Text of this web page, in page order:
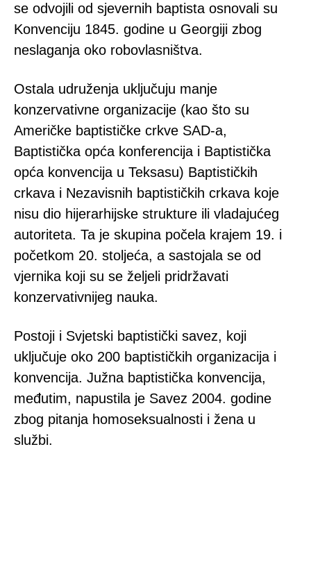
se odvojili od sjevernih baptista osnovali su
Konvenciju 1845. godine u Georgiji zbog
neslaganja oko robovlasništva.
Ostala udruženja uključuju manje
konzervativne organizacije (kao što su
Američke baptističke crkve SAD-a,
Baptistička opća konferencija i Baptistička
opća konvencija u Teksasu) Baptističkih
crkava i Nezavisnih baptističkih crkava koje
nisu dio hijerarhijske strukture ili vladajućeg
autoriteta. Ta je skupina počela krajem 19. i
početkom 20. stoljeća, a sastojala se od
vjernika koji su se željeli pridržavati
konzervativnijeg nauka.
Postoji i Svjetski baptistički savez, koji
uključuje oko 200 baptističkih organizacija i
konvencija. Južna baptistička konvencija,
međutim, napustila je Savez 2004. godine
zbog pitanja homoseksualnosti i žena u
službi.